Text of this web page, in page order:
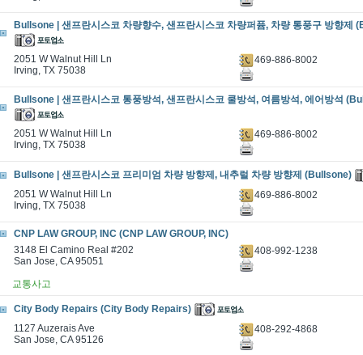
Bullsone | 샌프란시스코 차량향수, 샌프란시스코 차량퍼퓸, 차량 통풍구 방향제
2051 W Walnut Hill Ln
Irving, TX 75038
469-886-8002
Bullsone | 샌프란시스코 통풍방석, 샌프란시스코 쿨방석, 여름방석, 에어방석
2051 W Walnut Hill Ln
Irving, TX 75038
469-886-8002
Bullsone | 샌프란시스코 프리미엄 차량 방향제, 내추럴 차량 방향제 (Bullsone)
2051 W Walnut Hill Ln
Irving, TX 75038
469-886-8002
CNP LAW GROUP, INC (CNP LAW GROUP, INC)
3148 El Camino Real #202
San Jose, CA 95051
408-992-1238
교통사고
City Body Repairs (City Body Repairs)
1127 Auzerais Ave
San Jose, CA 95126
408-292-4868